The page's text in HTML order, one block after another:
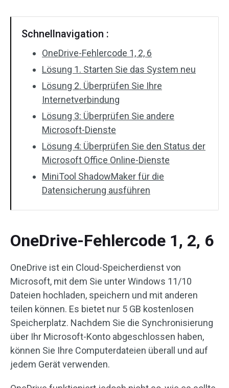
Schnellnavigation :
OneDrive-Fehlercode 1, 2, 6
Lösung 1. Starten Sie das System neu
Lösung 2. Überprüfen Sie Ihre
Internetverbindung
Lösung 3: Überprüfen Sie andere
Microsoft-Dienste
Lösung 4: Überprüfen Sie den Status der
Microsoft Office Online-Dienste
MiniTool ShadowMaker für die
Datensicherung ausführen
OneDrive-Fehlercode 1, 2, 6
OneDrive ist ein Cloud-Speicherdienst von
Microsoft, mit dem Sie unter Windows 11/10
Dateien hochladen, speichern und mit anderen
teilen können. Es bietet nur 5 GB kostenlosen
Speicherplatz. Nachdem Sie die Synchronisierung
über Ihr Microsoft-Konto abgeschlossen haben,
können Sie Ihre Computerdateien überall und auf
jedem Gerät verwenden.